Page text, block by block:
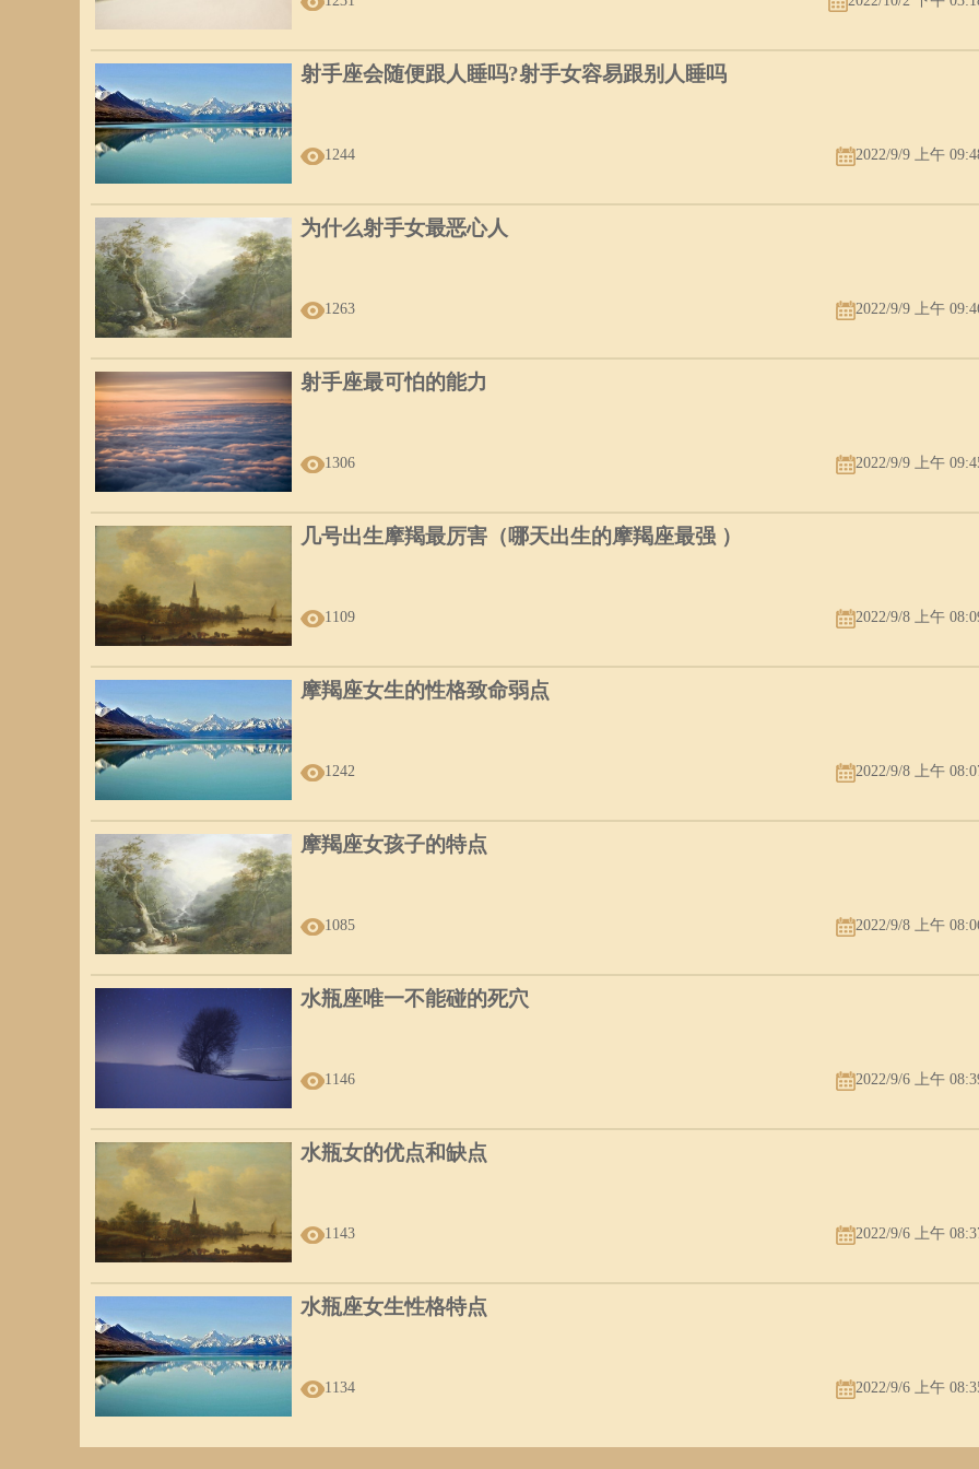
射手座会随便跟人睡吗?射手女容易跟别人睡吗
1244 2022/9/9 上午
为什么射手女最恶心人
1263 2022/9/9 上午
射手座最可怕的能力
1306 2022/9/9 上午
几号出生摩羯最厉害（哪天出生的摩羯座最强 ）
1109 2022/9/8 上午
摩羯座女生的性格致命弱点
1242 2022/9/8 上午
摩羯座女孩子的特点
1085 2022/9/8 上午
水瓶座唯一不能碰的死穴
1146 2022/9/6 上午
水瓶女的优点和缺点
1143 2022/9/6 上午
水瓶座女生性格特点
1134 2022/9/6 上午